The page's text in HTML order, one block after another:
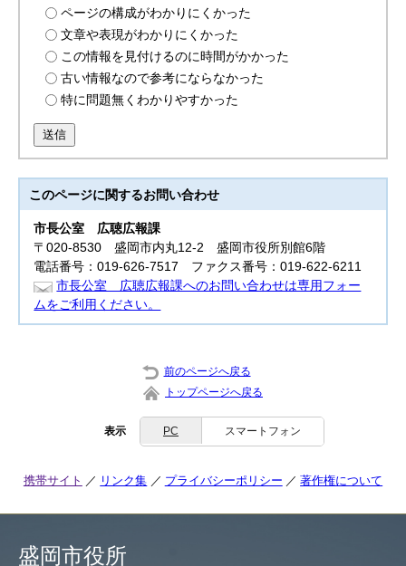
ページの構成がわかりにくかった
文章や表現がわかりにくかった
この情報を見付けるのに時間がかかった
古い情報なので参考にならなかった
特に問題無くわかりやすかった
送信
このページに関するお問い合わせ
市長公室 広聴広報課
〒020-8530 盛岡市内丸12-2 盛岡市役所別館6階
電話番号：019-626-7517 ファクス番号：019-622-6211
市長公室 広聴広報課へのお問い合わせは専用フォー
ムをご利用ください。
前のページへ戻る
トップページへ戻る
表示 PC スマートフォン
携帯サイト リンク集 プライバシーポリシー 著作権について
盛岡市役所